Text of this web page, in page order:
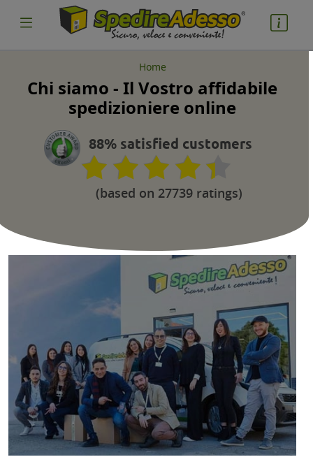
Home
Chi siamo - Il Vostro affidabile
spedizioniere online
88% satisfied customers
(based on 27739 ratings)